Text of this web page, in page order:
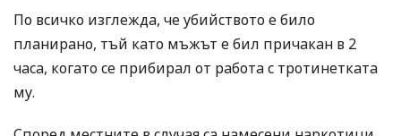
По всичко изглежда, че убийството е било
планирано, тъй като мъжът е бил причакан в 2
часа, когато се прибирал от работа с тротинетката
му.